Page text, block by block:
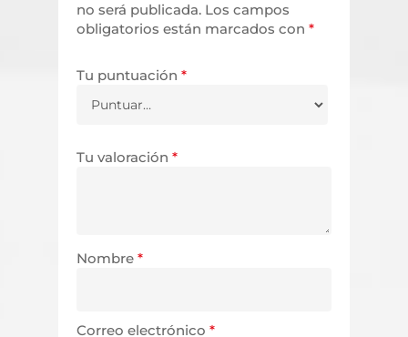
no será publicada. Los campos
obligatorios están marcados con *
Tu puntuación *
Tu valoración *
Nombre *
Correo electrónico *